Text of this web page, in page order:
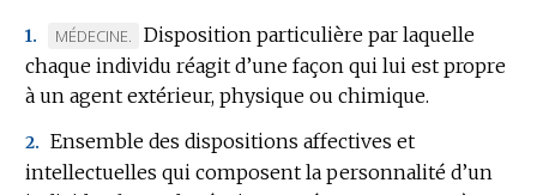
1.
MARQUE
DE
DOMAINE
MÉDECINE.
Disposition particulière par laquelle
chaque individu réagit d’une façon qui lui est propre
à un agent extérieur, physique ou chimique.
2. Ensemble des dispositions affectives et
intellectuelles qui composent la personnalité d’un